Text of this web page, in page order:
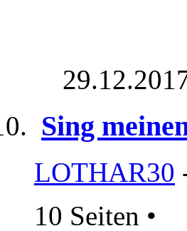
Sing
LOTHAR30
10 Seiten •